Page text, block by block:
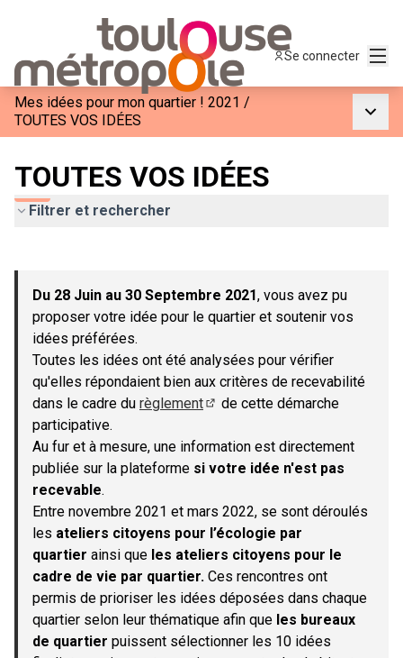
Se connecter
Mes idées pour mon quartier ! 2021 /
TOUTES VOS IDÉES
TOUTES VOS IDÉES
Filtrer et rechercher
−
Du 28 Juin au 30 Septembre 2021, vous avez pu
proposer votre idée pour le quartier et soutenir vos
idées préférées.
Toutes les idées ont été analysées pour vérifier
qu'elles répondaient bien aux critères de recevabilité
dans le cadre du règlement
de cette démarche
participative.
Au fur et à mesure, une information est directement
publiée sur la plateforme si votre idée n'est pas
recevable.
Entre novembre 2021 et mars 2022, se sont déroulés
les ateliers citoyens pour l’écologie par
quartier ainsi que les ateliers citoyens pour le
cadre de vie par quartier. Ces rencontres ont
permis de prioriser les idées déposées dans chaque
quartier selon leur thématique afin que les bureaux
de quartier puissent sélectionner les 10 idées